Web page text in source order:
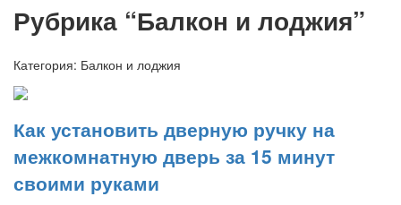
Рубрика “Балкон и лоджия”
Категория: Балкон и лоджия
Как установить дверную ручку на
межкомнатную дверь за 15 минут
своими руками